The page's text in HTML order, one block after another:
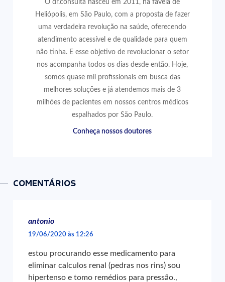
O dr.consulta nasceu em 2011, na favela de
Heliópolis, em São Paulo, com a proposta de fazer
uma verdadeira revolução na saúde, oferecendo
atendimento acessível e de qualidade para quem
não tinha. E esse objetivo de revolucionar o setor
nos acompanha todos os dias desde então. Hoje,
somos quase mil profissionais em busca das
melhores soluções e já atendemos mais de 3
milhões de pacientes em nossos centros médicos
espalhados por São Paulo.
Conheça nossos doutores
COMENTÁRIOS
antonio
19/06/2020 às 12:26
estou procurando esse medicamento para
eliminar calculos renal (pedras nos rins) sou
hipertenso e tomo remédios para pressão.,